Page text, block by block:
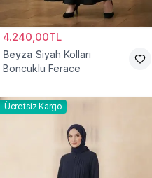
4.240,00TL
Beyza Siyah Kolları
Boncuklu Ferace
Ücretsiz Kargo